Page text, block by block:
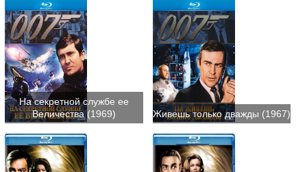
На секретной службе ее
Величества (1969)
Живешь только дважды (1967)